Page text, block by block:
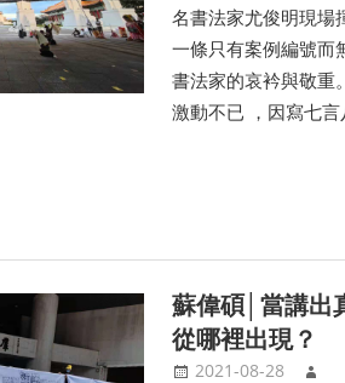
名書法家尤俊明現場
一條只有案例編號而
書法家的哀衿與敬重
激動不已 ，因寫七
蘇偉碩│當講出
從哪裡出現？
2021-08-28